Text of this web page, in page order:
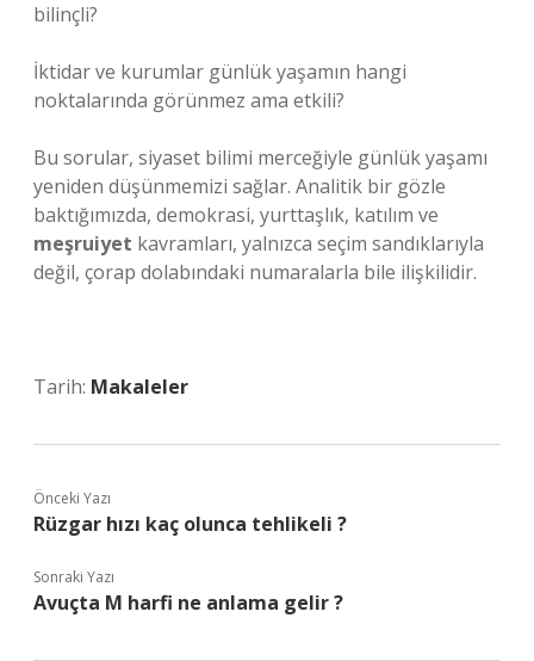
bilinçli?
İktidar ve kurumlar günlük yaşamın hangi
noktalarında görünmez ama etkili?
Bu sorular, siyaset bilimi merceğiyle günlük yaşamı
yeniden düşünmemizi sağlar. Analitik bir gözle
baktığımızda, demokrasi, yurttaşlık, katılım ve
meşruiyet kavramları, yalnızca seçim sandıklarıyla
değil, çorap dolabındaki numaralarla bile ilişkilidir.
Tarih: Makaleler
Önceki Yazı
Rüzgar hızı kaç olunca tehlikeli ?
Sonraki Yazı
Avuçta M harfi ne anlama gelir ?